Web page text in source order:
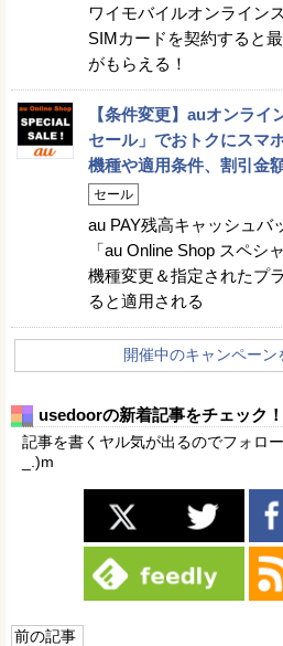
ワイモバイルオンライン
SIMカードを契約すると
がもらえる！
【条件変更】auオンラ
セール」でおトクにスマ
機種や適用条件、割引金
セール
au PAY残高キャッシュバ
「au Online Shop スペシ
機種変更＆指定されたプ
ると適用される
開催中のキャンペーン
usedoorの新着記事をチェック！
記事を書くヤル気が出るのでフォロ
_.)m
前の記事